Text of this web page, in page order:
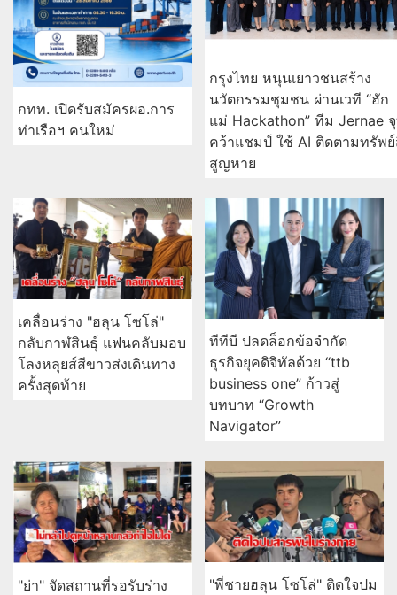
กทท. เปิดรับสมัครผอ.การ
ท่าเรือฯ คนใหม่
กรุงไทย หนุนเยาวชนสร้าง
นวัตกรรมชุมชน ผ่านเวที “ฮัก
แม่ Hackathon” ทีม Jernae
คว้าแชมป์ ใช้ AI ติดตามทรัพ
สูญหาย
เคลื่อนร่าง "ฮลุน โซโล่"
กลับกาฬสินธุ์ แฟนคลับมอบ
โลงหลุยส์สีขาวส่งเดินทาง
ครั้งสุดท้าย
ทีทีบี ปลดล็อกข้อจำกัด
ธุรกิจยุคดิจิทัลด้วย “ttb
business one” ก้าวสู่
บทบาท “Growth
Navigator”
"ย่า" จัดสถานที่รอรับร่าง
"พี่ชายฮลุน โซโล่" ติดใจปม